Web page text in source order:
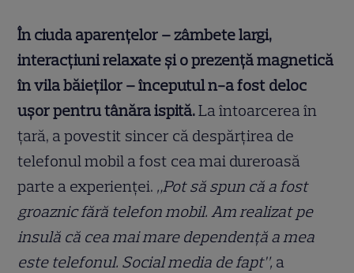
În ciuda aparențelor – zâmbete largi,
interacțiuni relaxate și o prezență magnetică
în vila băieților – începutul n-a fost deloc
ușor pentru tânăra ispită.La întoarcerea în
țară, a povestit sincer că despărțirea de
telefonul mobil a fost cea mai dureroasă
parte a experienței. „Pot să spun că a fost
groaznic fără telefon mobil. Am realizat pe
insulă că cea mai mare dependență a mea
este telefonul. Social media de fapt”, a